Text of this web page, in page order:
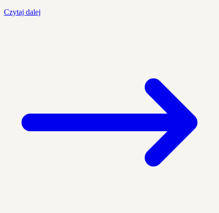
Czytaj dalej